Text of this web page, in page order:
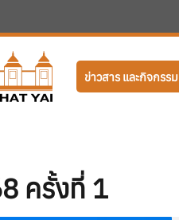
ข่าวสาร และกิจกรรม
ครั้งที่ 1